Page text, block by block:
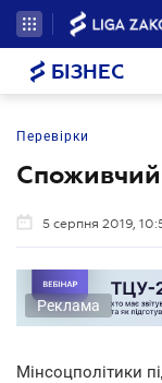
БІЗНЕС
Перевірки
5 серпня 2019,
Реклама
Мінсоцполітики